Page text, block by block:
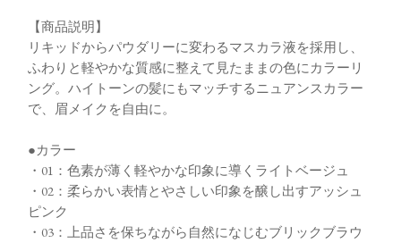
【商品説明】
リキッドからパウダリーに変わるマスカラ液を採用し、
ふわりと軽やかな質感に整えて見たままの色にカラーリ
ング。ハイトーンの髪にもマッチするニュアンスカラー
で、眉メイクを自由に。
●カラー
・01：色素が薄く軽やかな印象に導くライトベージュ
・02：柔らかい表情とやさしい印象を醸し出すアッシュ
ピンク
・03：上品さを保ちながら自然になじむブリックブラウ